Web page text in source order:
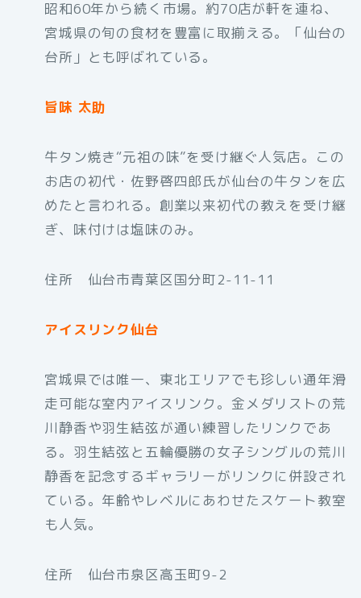
昭和60年から続く市場。約70店が軒を連ね、
宮城県の旬の食材を豊富に取揃える。「仙台の
台所」とも呼ばれている。
旨味 太助
牛タン焼き“元祖の味”を受け継ぐ人気店。この
お店の初代・佐野啓四郎氏が仙台の牛タンを広
めたと言われる。創業以来初代の教えを受け継
ぎ、味付けは塩味のみ。
住所 仙台市青葉区国分町2-11-11
アイスリンク仙台
宮城県では唯一、東北エリアでも珍しい通年滑
走可能な室内アイスリンク。金メダリストの荒
川静香や羽生結弦が通い練習したリンクであ
る。羽生結弦と五輪優勝の女子シングルの荒川
静香を記念するギャラリーがリンクに併設され
ている。年齢やレベルにあわせたスケート教室
も人気。
住所 仙台市泉区高玉町9-2